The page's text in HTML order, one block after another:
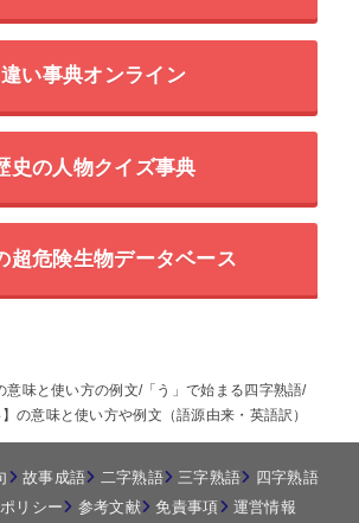
違い事典オンライン
史の人物クイズ事典
超危険生物データベース
意味と使い方の例文 「う」で始まる四字熟語
の意味と使い方や例文（語源由来・英語訳）
故事成語 二字熟語 三字熟語
四字熟語
リシー
参考文献 免責事項 運営情報